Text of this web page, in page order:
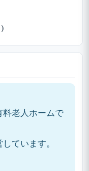
料老人ホームで
ています。